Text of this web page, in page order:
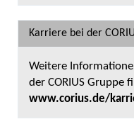
Karriere bei der
Weitere
der CORIUS Gruppe
www.corius.de/